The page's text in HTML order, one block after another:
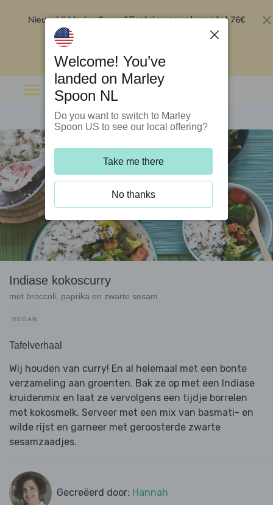
Nieuw bij Marley Spoon?Bestel nu en ontvang tot 76€
Indiase kokoscurry
met broccoli, paprika en zwarte sesam
VEGAN
Tafelverhaal
Wij houden van curry! En al helemaal met een bonte
verzameling aan groenten. Bak ze op met een Indiase
kruidenmix en laat ze vervolgens een tijdje borrelen
met kokosmelk. Serveer met een mix van basmati- en
wilde rijst en garneer met geroosterde zwarte
sesamzaadjes.
Gecreëerd door: Hannah
Welcome! You’ve
landed on Marley
Spoon NL
Do you want to switch to Marley
Spoon US to see our local offering?
Take me there
No thanks